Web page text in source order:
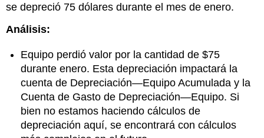
se depreció 75 dólares durante el mes de enero.
Análisis:
Equipo perdió valor por la cantidad de $75
durante enero. Esta depreciación impactará la
cuenta de Depreciación—Equipo Acumulada y la
Cuenta de Gasto de Depreciación—Equipo. Si
bien no estamos haciendo cálculos de
depreciación aquí, se encontrará con cálculos